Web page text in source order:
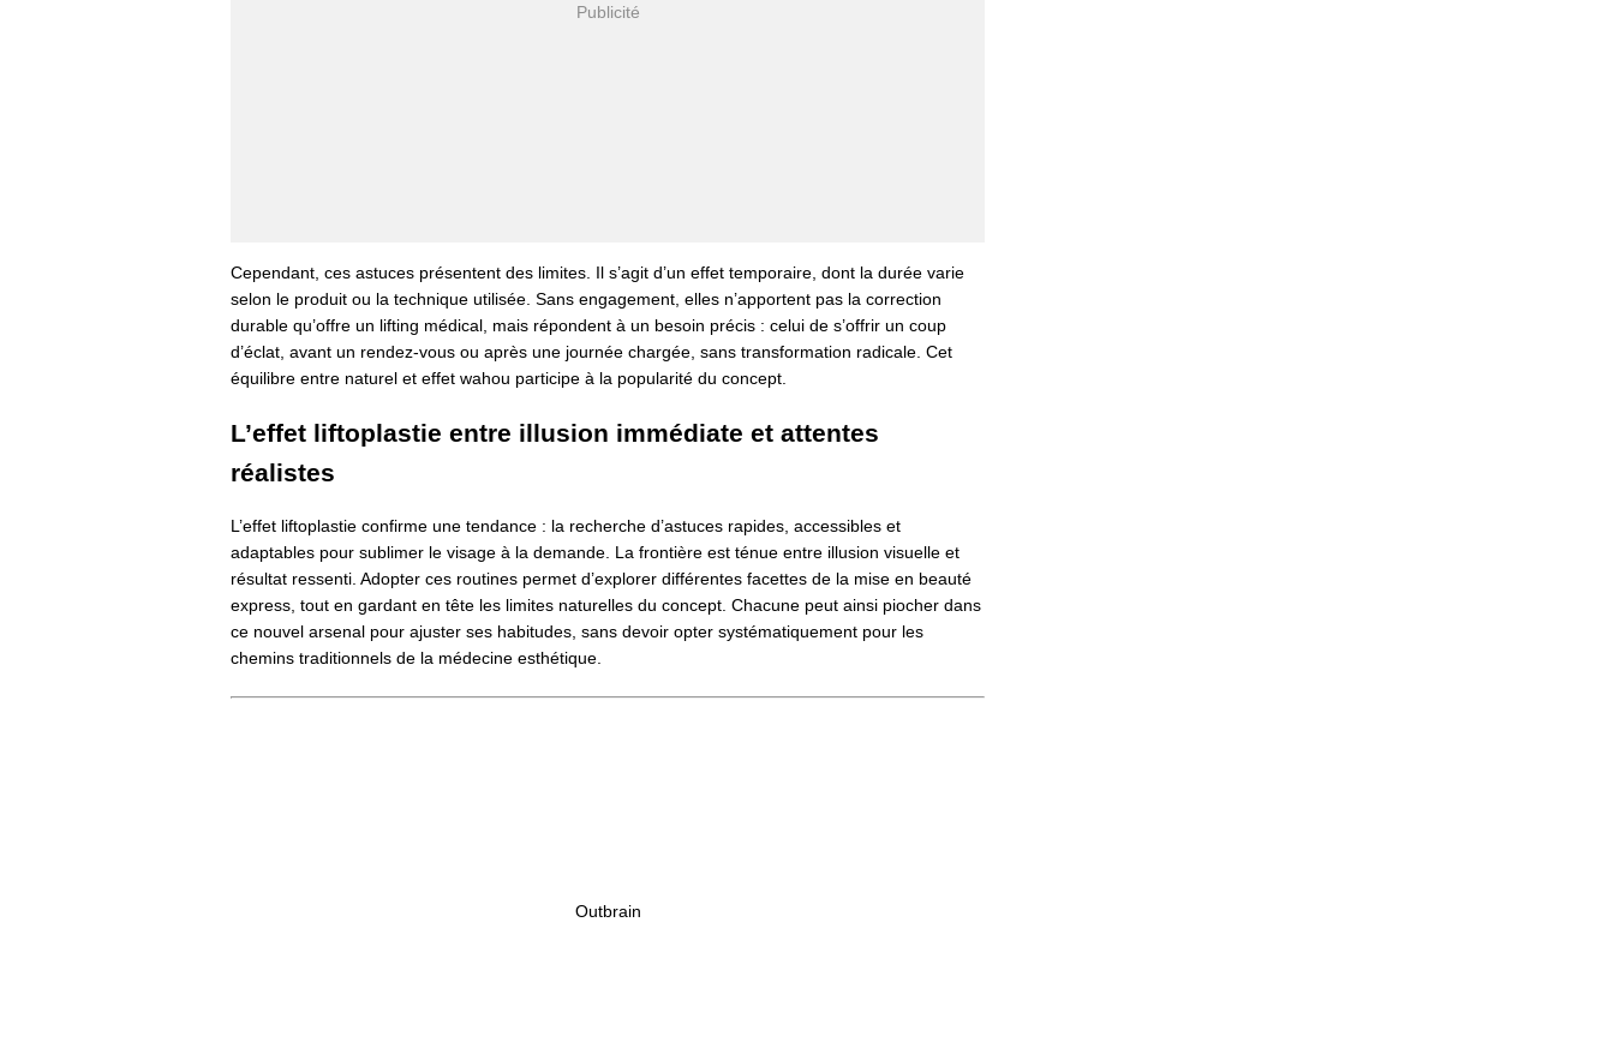
Cependant, ces astuces présentent des limites. Il s’agit d’un effet temporaire, dont la durée varie
selon le produit ou la technique utilisée. Sans engagement, elles n’apportent pas la correction
durable qu’offre un lifting médical, mais répondent à un besoin précis : celui de s’offrir un coup
d’éclat, avant un rendez-vous ou après une journée chargée, sans transformation radicale. Cet
équilibre entre naturel et effet wahou participe à la popularité du concept.
L’effet liftoplastie entre illusion immédiate et attentes
réalistes
L’effet liftoplastie confirme une tendance : la recherche d’astuces rapides, accessibles et
adaptables pour sublimer le visage à la demande. La frontière est ténue entre illusion visuelle et
résultat ressenti. Adopter ces routines permet d’explorer différentes facettes de la mise en beauté
express, tout en gardant en tête les limites naturelles du concept. Chacune peut ainsi piocher dans
ce nouvel arsenal pour ajuster ses habitudes, sans devoir opter systématiquement pour les
chemins traditionnels de la médecine esthétique.
Outbrain